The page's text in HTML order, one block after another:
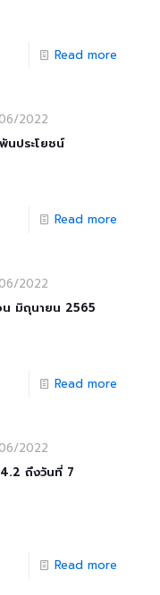
Read more
2022
นประโยชน์
Read more
2022
น มิถุนายน 2565
Read more
2022
4.2 ถึงวันที่ 7
Read more